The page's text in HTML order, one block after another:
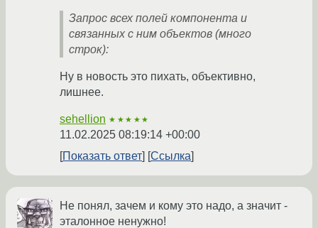
Запрос всех полей компонента и
связанных с ним объектов (много
строк):
Ну в новость это пихать, объективно,
лишнее.
sehellion ★★★★★
11.02.2025 08:19:14 +00:00
Показать ответ
Ссылка
Не понял, зачем и кому это надо, а значит -
эталонное ненужно!